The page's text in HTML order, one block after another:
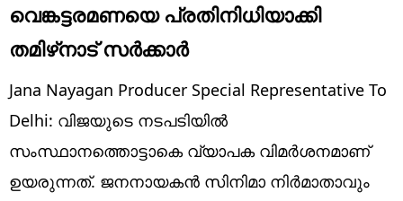
Lifestyle
world
Technology
വെങ്കട്ടരമണയെ പ്രതിനിധിയാക്കി
തമിഴ്‌നാട് സർക്കാർ
Jana Nayagan Producer Special Representative To
Delhi: വിജയുടെ നടപടിയിൽ
സംസ്ഥാനത്തൊട്ടാകെ വ്യാപക വിമർശനമാണ്
ഉയരുന്നത്. ജനനായകൻ സിനിമാ നിർമാതാവും